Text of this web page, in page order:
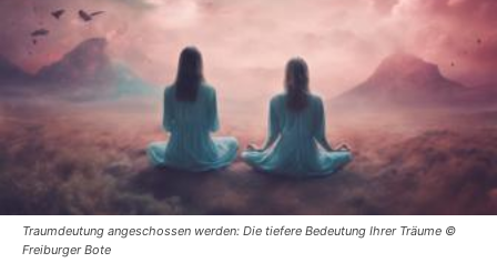
Traumdeutung angeschossen werden: Die tiefere Bedeutung Ihrer Träume ©
Freiburger Bote